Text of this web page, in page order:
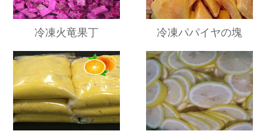
ニュース情報
加盟
お問合せ
冷凍火竜果丁 冷凍パパイヤの塊